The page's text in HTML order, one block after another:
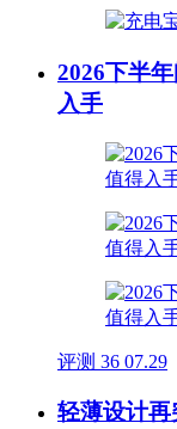
2026下半
入手
评测 36 07.29
轻薄设计